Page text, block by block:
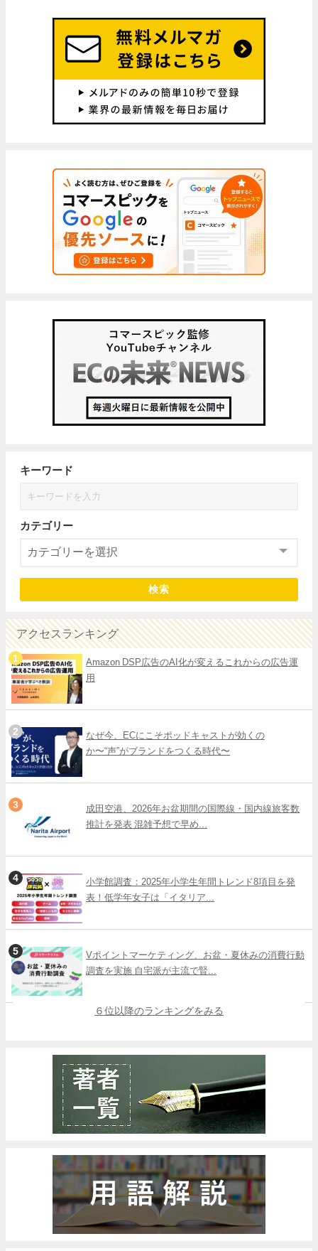
キーワード
カテゴリー
検索
アクセスランキング
Amazon DSP広告のAI化が変えるこれからの広告運
用
なぜ今、ECにこそポッドキャストが効くの
か〜“声”がブランドをつくる時代〜
成田空港、2026年お盆期間の国際線・国内線旅客数
推計を発表 混雑予想で早め...
小学館調査：2025年小学生年間トレンド8項目を発
表！低学年女子は「イタリア...
Vポイントマーケティング、お盆・夏休みの消費行動
調査を実施 自宅派が主流で賢...
６位以降のランキングをみる